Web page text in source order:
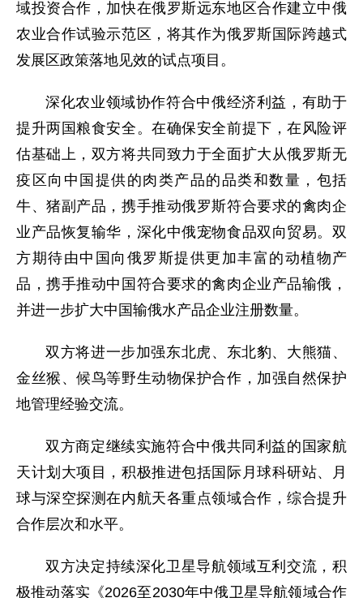
域投资合作，加快在俄罗斯远东地区合作建立中俄
农业合作试验示范区，将其作为俄罗斯国际跨越式
发展区政策落地见效的试点项目。
深化农业领域协作符合中俄经济利益，有助于
提升两国粮食安全。在确保安全前提下，在风险评
估基础上，双方将共同致力于全面扩大从俄罗斯无
疫区向中国提供的肉类产品的品类和数量，包括
牛、猪副产品，携手推动俄罗斯符合要求的禽肉企
业产品恢复输华，深化中俄宠物食品双向贸易。双
方期待由中国向俄罗斯提供更加丰富的动植物产
品，携手推动中国符合要求的禽肉企业产品输俄，
并进一步扩大中国输俄水产品企业注册数量。
双方将进一步加强东北虎、东北豹、大熊猫、
金丝猴、候鸟等野生动物保护合作，加强自然保护
地管理经验交流。
双方商定继续实施符合中俄共同利益的国家航
天计划大项目，积极推进包括国际月球科研站、月
球与深空探测在内航天各重点领域合作，综合提升
合作层次和水平。
双方决定持续深化卫星导航领域互利交流，积
极推动落实《2026至2030年中俄卫星导航领域合作